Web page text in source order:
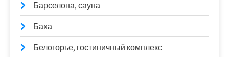
Барселона, сауна
Баха
Белогорье, гостиничный комплекс